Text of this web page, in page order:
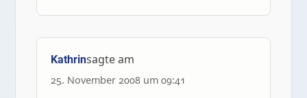
Kathrinsagte am
25. November 2008 um 09:41